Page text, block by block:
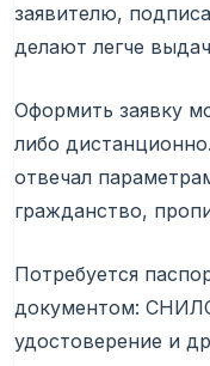
заявителю,
делают легче
Оформить заявку
либо
отвечал
гражданство,
Потребуется
документом:
удостоверение и